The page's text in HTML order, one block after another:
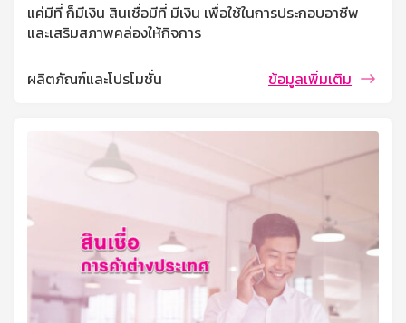
แค่มีที่ ก็มีเงิน สินเชื่อมีที่ มีเงิน เพื่อใช้ในการประกอบอาชีพ
และเสริมสภาพคล่องให้กิจการ
ผลิตภัณฑ์และโปรโมชั่น ข้อมูลเพิ่มเติม